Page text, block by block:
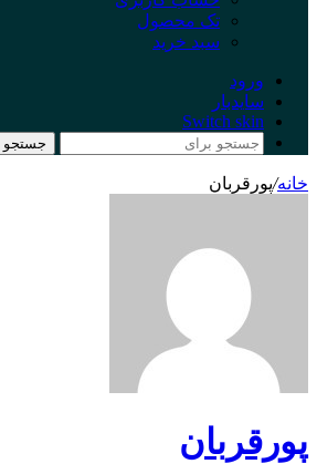
تک محصول
سبد خرید
ورود
سایدبار
Switch skin
جستجو
خانه/پورقربان
پورقربان